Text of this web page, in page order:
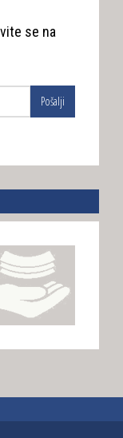
se na
Pošalji